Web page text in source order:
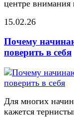
центре внимания
15.02.26
Почему
поверить в себя
Для многих
кажется